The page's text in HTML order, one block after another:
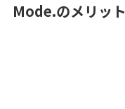
Mode.のメリット